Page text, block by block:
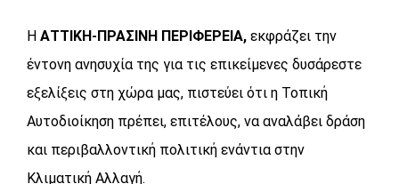
Η ΑΤΤΙΚΗ-ΠΡΑΣΙΝΗ ΠΕΡΙΦΕΡΕΙΑ, εκφράζει την
έντονη ανησυχία της για τις επικείμενες δυσάρεστε
εξελίξεις στη χώρα μας, πιστεύει ότι η Τοπική
Αυτοδιοίκηση πρέπει, επιτέλους, να αναλάβει δράση
και περιβαλλοντική πολιτική ενάντια στην
Κλιματική Αλλαγή.